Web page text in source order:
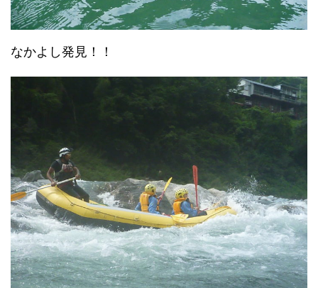
なかよし発見！！